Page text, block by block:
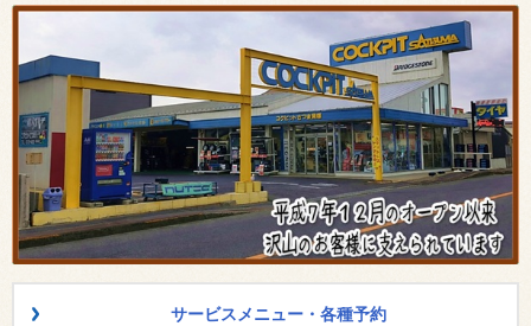
サービスメニュー・各種予約